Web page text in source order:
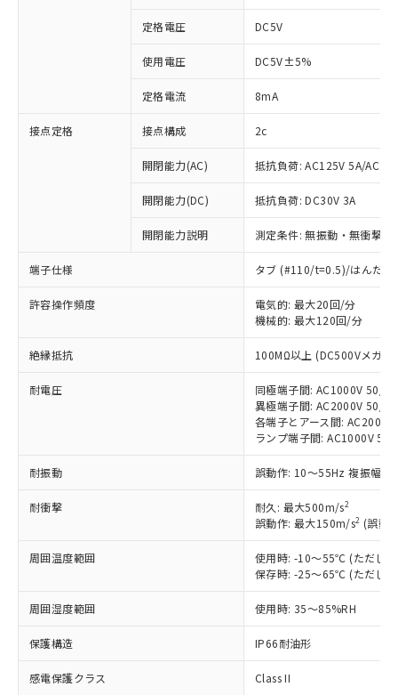
定格電圧 DC5V
使用電圧 DC5V±5%
定格電流 8mA
接点定格 接点構成 2c
開閉能力(AC) 抵抗負荷: AC125V 5A/
開閉能力(DC) 抵抗負荷: DC30V 3A
開閉能力説明 測定条件: 無振動・無衝撃
端子仕様 タブ (#110/t=0.5)/はんだづ
許容操作頻度
電気的: 最大20回/分
機械的: 最大120回/分
絶縁抵抗 100MΩ以上 (DC500Vメガ)
耐電圧
同極端子間: AC1000V 50/
異極端子間: AC2000V 50/
各端子とアース間:
ランプ端子間: AC1000V
耐振動 誤動作: 10～55Hz 複振幅
耐衝撃 耐久: 最大500m/s2
誤動作: 最大150m/s2 (誤動
周囲温度範囲
使用時: -10～55℃ (ただし
保存時: -25～65℃ (ただし
周囲湿度範囲 使用時: 35～85%RH
保護構造 IP66耐油形
感電保護クラス Class II
以下の条件をお読みいただき、同意のうえ
本サービスは、当社制御機器事業取扱
(税抜)を提供させていただくもので
当社制御機器事業取扱商品の中には、
本サービスの対象外となる商品もある
ことをご了承ください。
在庫状況および標準価格照会結果は、
記載している更新日時点での社内デー
タに基づき作成されるものであり、閲
覧された時点での実際の在庫および標
準価格とは異なる場合があることをご
※1 対応状況
対応済み：EU RoHS指令（10物質）の
非含有に対応した製品が提供可能な商品で
対応予定：EU RoHS指令（10物質）の非含
有に対応した製品に切り替える予定のある
対応予定なし：EU RoHS指令（10物質）の
非含有に非対応の商品で、対応品を出す予
調査・確認中：EU RoHS指令（10物質）の
非含有の対応状況を調査中または確認中の
非該当品：ライセンス料など無形物で、有
害物質有無と関係のない商品です。
仕入先様の事情により、非含有部品として
いたものが、含有品と判明した場合などや
むを得ず変更することがあります。
*EU RoHS指令（10物質）：
鉛(Pb) 1000ppm以下、 水銀(Hg) 1000ppm以下、 カド
六価クロム(Cr(Ⅵ)) 1000ppm以下、ポリ臭化ビフェニル
「○」：最大均質材料含有率が中国RoHSの
基準値以下であることを示します。
「×」：最大均質材料含有率が中国RoHSの
基準値を超えていることを示します。
「－」：未確認です。当社販売部門へお問
い合わせください。
*中国RoHS10物質の基準値 (GB/T26572)：
ム) : 100ppm、
当社は、これら貴社製品のうち、外国
為替および外国貿易法に定める商品
（以下｢規制貨物等」という）を輸出
または国外への提供する場合は、日本
国政府の輸出許可(または役務取引許
可)を取得するなどの必要な手続きを